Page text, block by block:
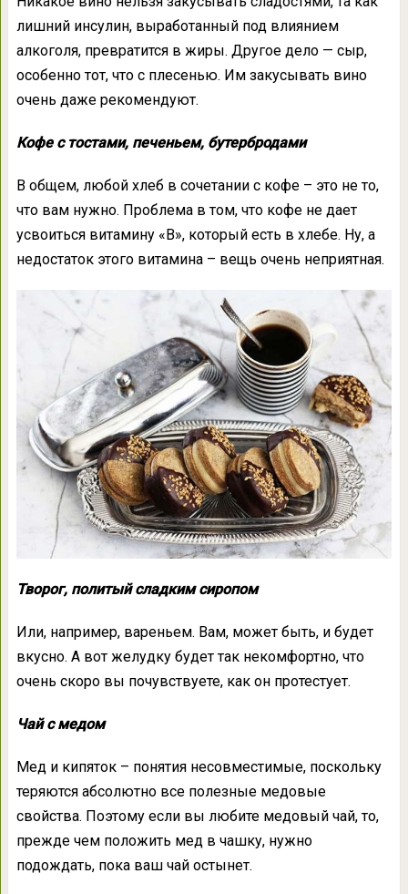
лишний инсулин, выработанный под влиянием
алкоголя, превратится в жиры. Другое дело — сыр,
особенно тот, что с плесенью. Им закусывать вино
очень даже рекомендуют.
Кофе с тостами, печеньем, бутербродами
В общем, любой хлеб в сочетании с кофе – это не то,
что вам нужно. Проблема в том, что кофе не дает
усвоиться витамину «В», который есть в хлебе. Ну, а
недостаток этого витамина – вещь очень неприятная.
Творог, политый сладким сиропом
Или, например, вареньем. Вам, может быть, и будет
вкусно. А вот желудку будет так некомфортно, что
очень скоро вы почувствуете, как он протестует.
Чай с медом
Мед и кипяток – понятия несовместимые, поскольку
теряются абсолютно все полезные медовые
свойства. Поэтому если вы любите медовый чай, то,
прежде чем положить мед в чашку, нужно
подождать, пока ваш чай остынет.